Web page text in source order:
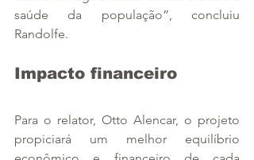
saúde da população”, concluiu
Randolfe.
Impacto financeiro
Para o relator, Otto Alencar, o projeto
propiciará um melhor equilíbrio